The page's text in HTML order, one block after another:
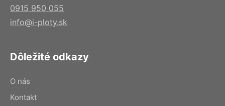
0915 950 055
info@i-ploty.sk
Dôležité odkazy
O nás
Kontakt